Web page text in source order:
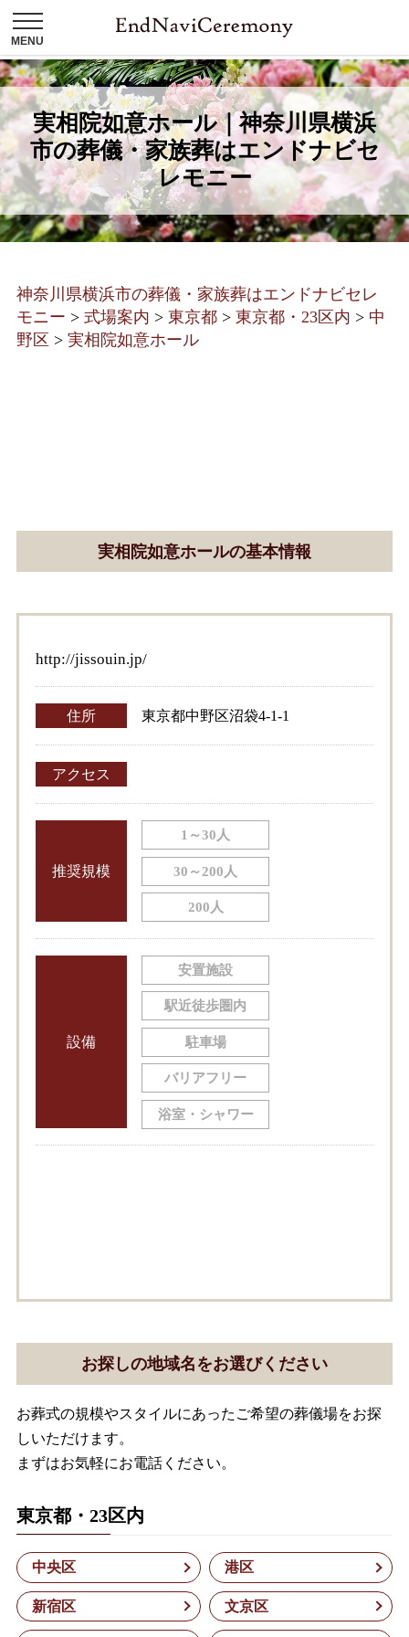
実相院如意ホール｜神奈川県横浜
市の葬儀・家族葬はエンドナビセ
レモニー
神奈川県横浜市の葬儀・家族葬はエンドナビセレ
モニー > 式場案内 > 東京都 > 東京都・23区内 > 中
野区 > 実相院如意ホール
実相院如意ホールの基本情報
http://jissouin.jp/
住所 東京都中野区沼袋4-1-1
アクセス
推奨規模
1～30人
30～200人
200人
設備
安置施設
駅近徒歩圏内
駐車場
バリアフリー
浴室・シャワー
お探しの地域名をお選びください
お葬式の規模やスタイルにあったご希望の葬儀場をお探
しいただけます。
まずはお気軽にお電話ください。
東京都・23区内
中央区 港区
新宿区 文京区